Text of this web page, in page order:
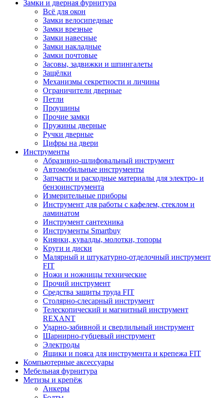
Замки и дверная фурнитура
Всё для окон
Замки велосипедные
Замки врезные
Замки навесные
Замки накладные
Замки почтовые
Засовы, задвижки и шпингалеты
Защёлки
Механизмы секретности и личины
Ограничители дверные
Петли
Проушины
Прочие замки
Пружины дверные
Ручки дверные
Цифры на двери
Инструменты
Абразивно-шлифовальный инструмент
Автомобильные инструменты
Запчасти и расходные материалы для электро- и
бензоинструмента
Измерительные приборы
Инструмент для работы с кафелем, стеклом и
ламинатом
Инструмент сантехника
Инструменты Smartbuy
Киянки, кувалды, молотки, топоры
Круги и диски
Малярный и штукатурно-отделочный инструмент
FIT
Ножи и ножницы технические
Прочий инструмент
Средства защиты труда FIT
Столярно-слесарный инструмент
Телескопический и магнитный инструмент
REXANT
Ударно-забивной и сверлильный инструмент
Шарнирно-губцевый инструмент
Электроды
Ящики и пояса для инструмента и крепежа FIT
Компьютерные аксессуары
Мебельная фурнитура
Метизы и крепёж
Анкеры